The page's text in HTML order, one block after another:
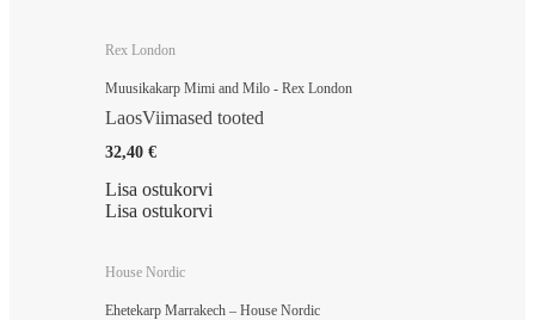
Rex London
Muusikakarp Mimi and Milo - Rex London
LaosViimased tooted
32,40 €
Lisa ostukorvi
Lisa ostukorvi
House Nordic
Ehetekarp Marrakech – House Nordic